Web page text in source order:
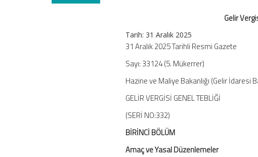
Gelir
Tarih: 31 Aralık 2025
31 Aralık 2025 Tarihli Resmi Gazete
Sayı: 33124 (5. Mükerrer)
Hazine ve Maliye Bakanlığı (Gelir İdaresi
GELİR VERGİSİ GENEL TEBLİĞİ
(SERİ NO:332)
BİRİNCİ BÖLÜM
Amaç ve Yasal Düzenlemeler